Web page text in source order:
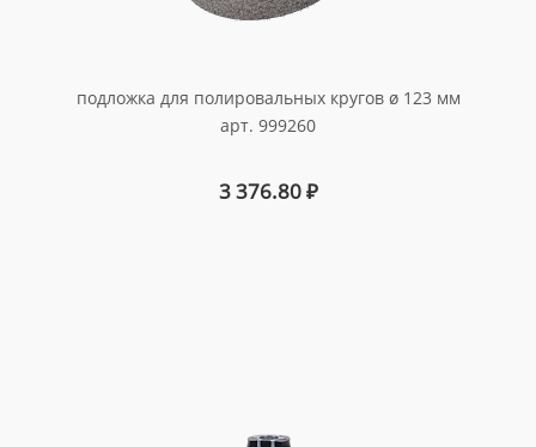
подложка для полировальных кругов ø 123 мм
арт. 999260
3 376.80₽